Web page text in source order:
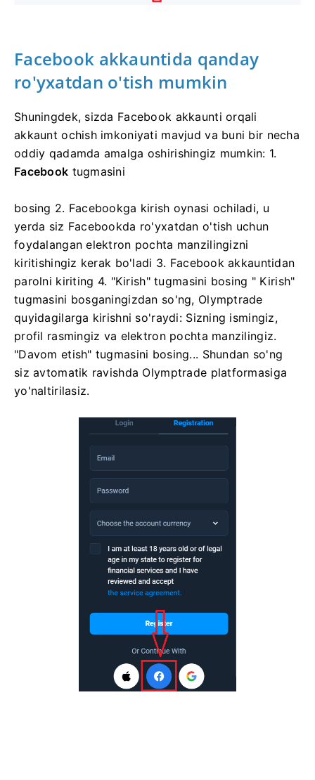
Facebook akkauntida qanday
ro'yxatdan o'tish mumkin
Shuningdek, sizda Facebook akkaunti orqali
akkaunt ochish imkoniyati mavjud va buni bir necha
oddiy qadamda amalga oshirishingiz mumkin: 1.
Facebook tugmasini
bosing 2. Facebookga kirish oynasi ochiladi, u
yerda siz Facebookda ro'yxatdan o'tish uchun
foydalangan elektron pochta manzilingizni
kiritishingiz kerak bo'ladi 3. Facebook akkauntidan
parolni kiriting 4. "Kirish" tugmasini bosing " Kirish"
tugmasini bosganingizdan so'ng, Olymptrade
quyidagilarga kirishni so'raydi: Sizning ismingiz,
profil rasmingiz va elektron pochta manzilingiz.
"Davom etish" tugmasini bosing... Shundan so'ng
siz avtomatik ravishda Olymptrade platformasiga
yo'naltirilasiz.